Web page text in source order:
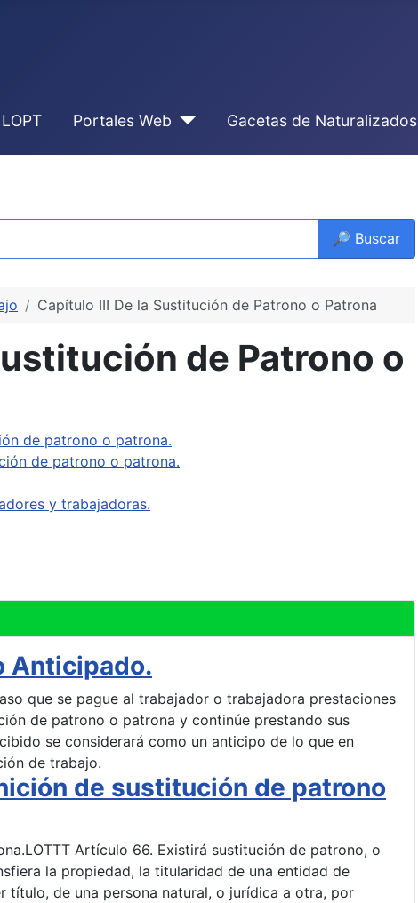
LOPT Portales Web Gacetas de Naturalizados
🔎 Buscar
Capítulo III De la Sustitución de Patrono o Patrona
de Patrono o
de patrono o patrona.
de patrono o patrona.
y trabajadoras.
Anticipado.
que se pague al trabajador o trabajadora prestaciones
de patrono o patrona y continúe prestando sus
se considerará como un anticipo de lo que en
de trabajo.
de sustitución de patrono
Artículo 66. Existirá sustitución de patrono, o
la propiedad, la titularidad de una entidad de
de una persona natural, o jurídica a otra, por